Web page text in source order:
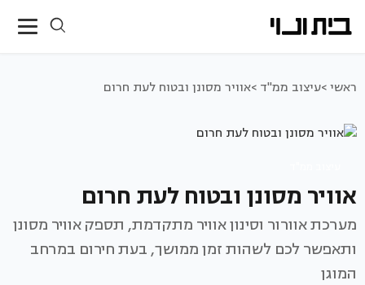
ראשי >עיצוב ממ"ד >אוויר מסונן ובטוח לעת חרום
אוויר מסונן ובטוח לעת חרום
מערכת אוורור וסינון אוויר מתקדמת, תספק אוויר מסונן
ותאפשר לכם לשהות זמן ממושך, בעת חירום במרחב
המוגן